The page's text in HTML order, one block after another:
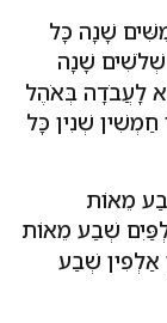
שָׁנָה כָּל
שָׁנָה
לַֽעֲבֹדָה בְּאֹהֶל
שְׁנִין כָּל
מֵאוֹת
שְׁבַע מֵאוֹת
אַלְפִין שְׁבַע